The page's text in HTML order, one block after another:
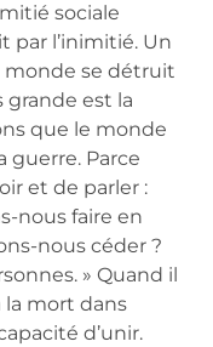
sociale
par l’inimitié. Un
monde se détruit
grande est la
que le monde
guerre. Parce
et de parler :
nous faire en
nous céder ?
» Quand il
la mort dans
d’unir.